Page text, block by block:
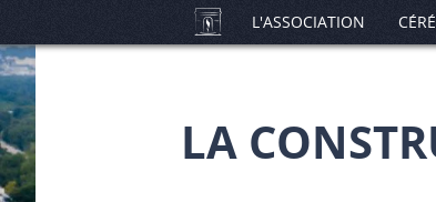
L'ASSOCIATION
LA